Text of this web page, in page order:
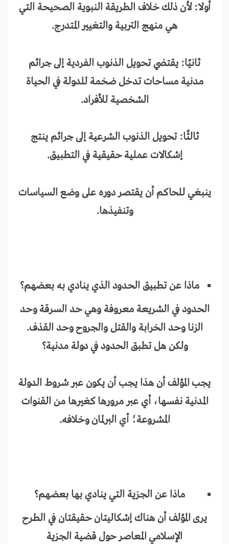
أولا: لأن ذلك خلاف الطريقة النبوية الصحيحة التي
هي منهج التربية والتغيير المتدرج.
ثانيًا: يقتضي تحويل الذنوب الفردية إلى جرائم
مدنية مساحات تدخل ضخمة للدولة في الحياة
الشخصية للأفراد.
ثالثًا: تحويل الذنوب الشرعية إلى جرائم ينتج
إشكالات عملية حقيقية في التطبيق.
ينبغي للحاكم أن يقتصر دوره على وضع السياسات
وتنفيذها.
ماذا عن تطبيق الحدود الذي ينادي به بعضهم؟
الحدود في الشريعة معروفة وهي حد السرقة وحد
الزنا وحد الخرابة والقتل والجروح وحد القذف.
ولكن هل تطبق الحدود في دولة مدنية؟
يجب المؤلف أن هذا يجب أن يكون عبر شروط الدولة
المدنية نفسها، أي عبر مرورها كغيرها من القنوات
المشروعة؛ أي البرلمان وخلافه.
ماذا عن الجزية التي ينادي بها بعضهم؟
يرى المؤلف أن هناك إشكاليتان حقيقتان في الطرح
الإسلامي المعاصر حول قضية الجزية